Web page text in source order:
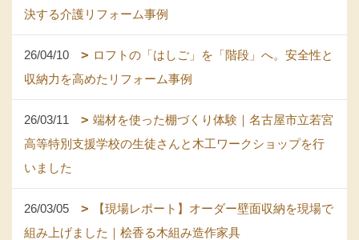
決する介護リフォーム事例
26/04/10
ロフトの「はしご」を「階段」へ。安全性と
収納力を高めたリフォーム事例
26/03/11
端材を使った棚づくり体験｜名古屋市立若宮
高等特別支援学校の生徒さんと木工ワークショップを行
いました
26/03/05
【現場レポート】オーダー壁面収納を現場で
組み上げました｜桧香る木組み造作家具